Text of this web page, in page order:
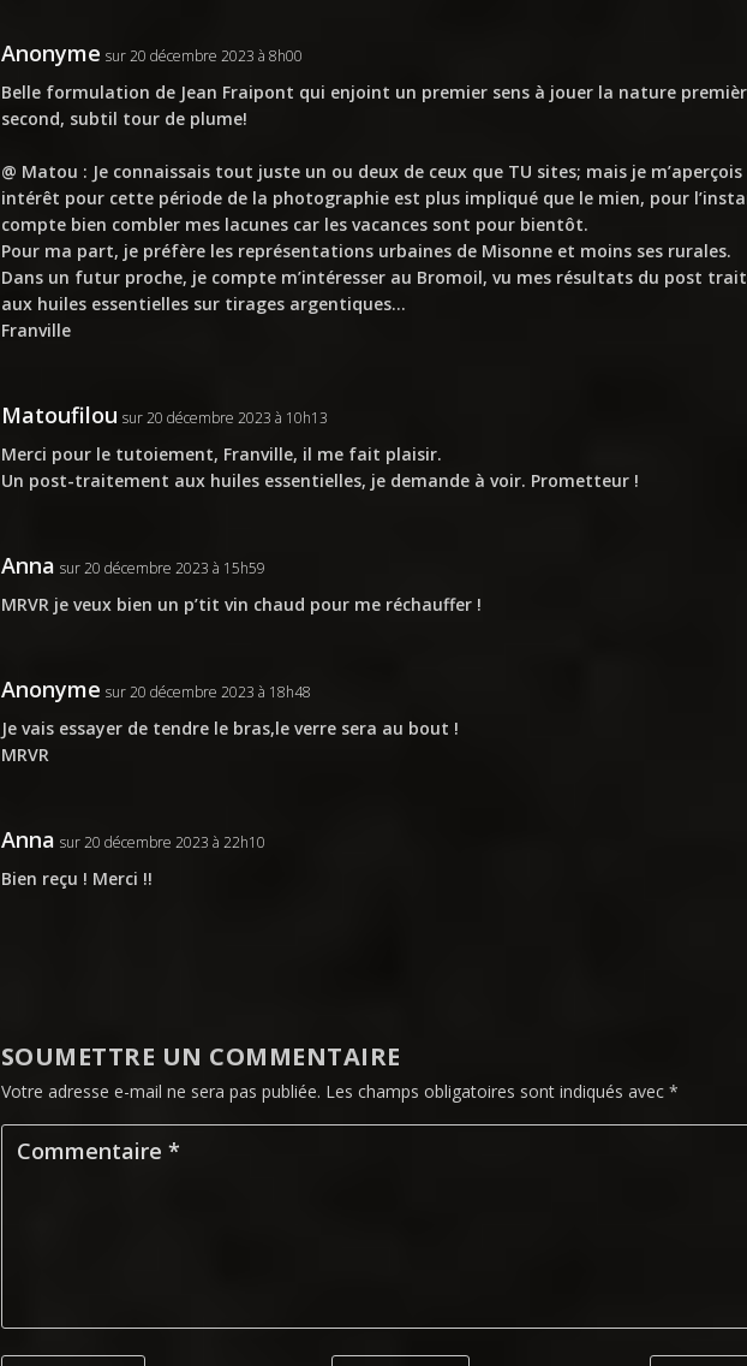
Anonyme sur 20 décembre 2023 à 8h00
Belle formulation de Jean Fraipont qui enjoint un premier sens à jouer la nature
second, subtil tour de plume!
@ Matou : Je connaissais tout juste un ou deux de ceux que TU sites; mais je
intérêt pour cette période de la photographie est plus impliqué que le mien, pour
compte bien combler mes lacunes car les vacances sont pour bientôt.
Pour ma part, je préfère les représentations urbaines de Misonne et moins ses rurales.
Dans un futur proche, je compte m’intéresser au Bromoil, vu mes résultats du post
aux huiles essentielles sur tirages argentiques…
Franville
Matoufilou sur 20 décembre 2023 à 10h13
Merci pour le tutoiement, Franville, il me fait plaisir.
Un post-traitement aux huiles essentielles, je demande à voir. Prometteur !
Anna sur 20 décembre 2023 à 15h59
MRVR je veux bien un p’tit vin chaud pour me réchauffer !
Anonyme sur 20 décembre 2023 à 18h48
Je vais essayer de tendre le bras,le verre sera au bout !
MRVR
Anna sur 20 décembre 2023 à 22h10
Bien reçu ! Merci !!
SOUMETTRE UN COMMENTAIRE
Votre adresse e-mail ne sera pas publiée. Les champs obligatoires sont indiqués avec *